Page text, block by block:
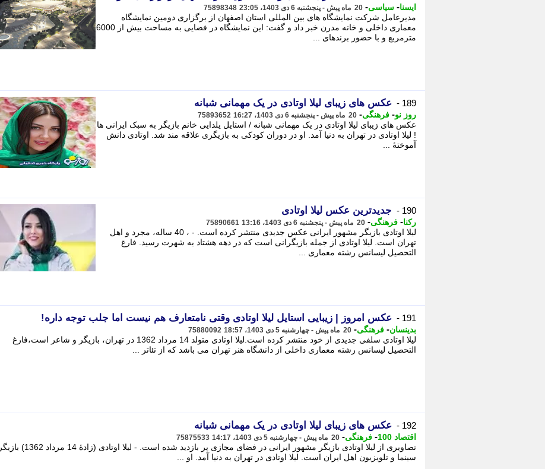
ایسنا- سیاسی- 20 ماه پیش - پنجشنبه 6 دی 1403، 23:05 75898348
مدیرعامل شرکت نمایشگاه های بین المللی استان اصفهان از برگزاری دومین نمایشگاه
معماری داخلی و خانه مدرن خبر داد و گفت: این نمایشگاه در فضایی به مساحت بیش از 6000
مترمربع و با حضور برندهای ...
189 - عکس های زیبای لیلا اوتادی در یک مهمانی شبانه
روز نو- فرهنگی- 20 ماه پیش - پنجشنبه 6 دی 1403، 16:27 75893652
عکس های زیبای لیلا اوتادی در یک مهمانی شبانه / استایل یلدایی خانم بازیگر به سبک ایرانی ها
! لیلا اوتادی در تهران به دنیا آمد. او در دوران کودکی به بازیگری علاقه مند شد. اوتادی دانش
آموختهٔ ...
190 - جدیدترین عکس لیلا اوتادی
رکنا- فرهنگی- 20 ماه پیش - پنجشنبه 6 دی 1403، 13:16 75890661
لیلا اوتادی بازیگر مشهور ایرانی عکس جدیدی منتشر کرده است. - ، 40 ساله، مجرد و اهل
تهران است. لیلا اوتادی از جمله بازیگرانی است که در دهه هشتاد به شهرت رسید. فارغ
التحصیل لیسانس رشته معماری ...
191 - عکس امروز | زیبایی استایل لیلا اوتادی وقتی نامتعارف هم نیست اما جلب توجه داره!
بدینسان- فرهنگی- 20 ماه پیش - چهارشنبه 5 دی 1403، 18:57 75880092
لیلا اوتادی سلفی جدیدی از خود منتشر کرده است.لیلا اوتادی متولد 14 مرداد 1362 در تهران، بازیگر و شاعر است،فارغ
التحصیل لیسانس رشته معماری داخلی از دانشگاه هنر تهران می باشد که از تئاتر ...
192 - عکس های زیبای لیلا اوتادی در یک مهمانی شبانه
اقتصاد 100 - فرهنگی- 20 ماه پیش - چهارشنبه 5 دی 1403، 14:17 75875533
تصاویری از لیلا اوتادی بازیگر مشهور ایرانی در فضای مجازی پر بازدید شده است. - لیلا اوتادی (زادهٔ 14 مرداد 1362) بازیگر
سینما و تلویزیون اهل ایران است. لیلا اوتادی در تهران به دنیا آمد. او ...